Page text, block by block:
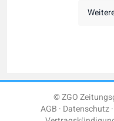
© ZGO
AGB Datenschutz